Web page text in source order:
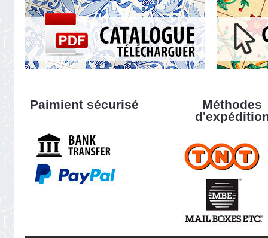
Paimient sécurisé
Méthodes